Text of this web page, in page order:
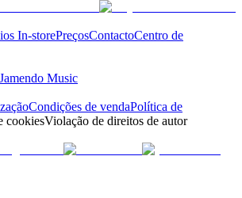
In-storePreçosContactoCentro de
Jamendo Music
Condições de vendaPolítica de
cookiesViolação de direitos de autor